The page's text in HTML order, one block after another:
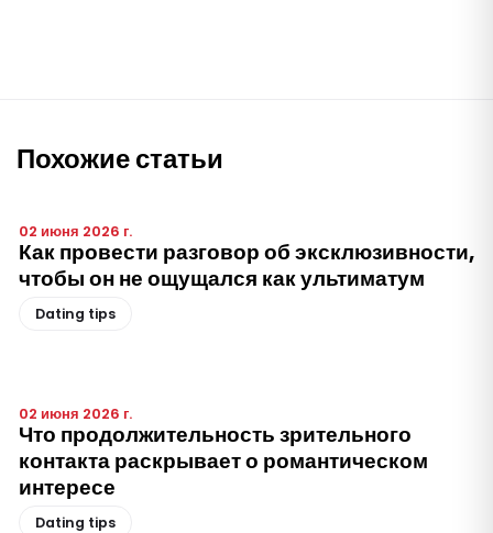
Похожие статьи
02 июня 2026 г.
Как провести разговор об эксклюзивности,
чтобы он не ощущался как ультиматум
Dating tips
02 июня 2026 г.
Что продолжительность зрительного
контакта раскрывает о романтическом
интересе
Dating tips